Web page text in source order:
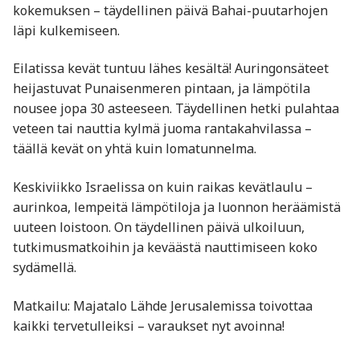
kokemuksen – täydellinen päivä Bahai-puutarhojen
läpi kulkemiseen.
Eilatissa kevät tuntuu lähes kesältä! Auringonsäteet
heijastuvat Punaisenmeren pintaan, ja lämpötila
nousee jopa 30 asteeseen. Täydellinen hetki pulahtaa
veteen tai nauttia kylmä juoma rantakahvilassa –
täällä kevät on yhtä kuin lomatunnelma.
Keskiviikko Israelissa on kuin raikas kevätlaulu –
aurinkoa, lempeitä lämpötiloja ja luonnon heräämistä
uuteen loistoon. On täydellinen päivä ulkoiluun,
tutkimusmatkoihin ja keväästä nauttimiseen koko
sydämellä.
Matkailu: Majatalo Lähde Jerusalemissa toivottaa
kaikki tervetulleiksi – varaukset nyt avoinna!